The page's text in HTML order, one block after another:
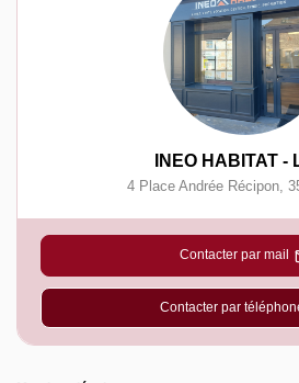
INEO HABITAT -
4 Place Andrée Récipon,
Contacter par mail
Contacter par